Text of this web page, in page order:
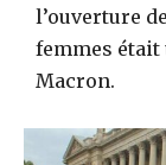
l’ouverture
femmes était
Macron.